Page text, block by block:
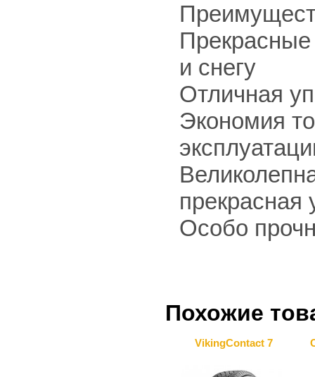
Прекрасные
и снегу
Отличная
Экономия
прекрасная
Особо
Похожие
VikingContact 7